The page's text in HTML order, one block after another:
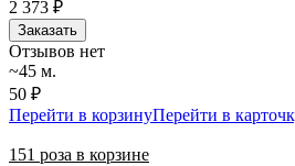
2 373 ₽
Заказать
Отзывов нет
~45 м.
50 ₽
Перейти в корзинуПерейти в
151 роза в корзине